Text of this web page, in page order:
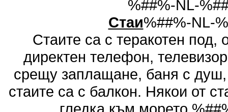
%##%-NL-
Стаи%##%-NL-
Стаите са с теракотен под,
директен телефон,
срещу заплащане, баня с душ,
стаите са с балкон. Някои от